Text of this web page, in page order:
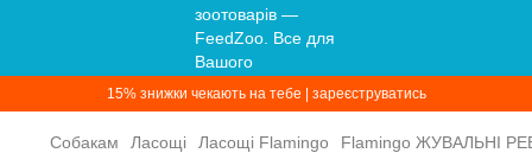
15% знижки чекають на тебе | зареєструватись
Собакам Ласощі Ласощі Flamingo Flamingo ЖУВАЛЬНІ